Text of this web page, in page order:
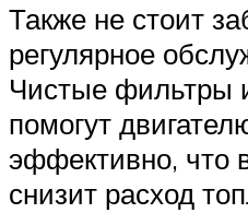
Также не стоит
регулярное
Чистые фильтры
помогут
эффективно, что
снизит расход